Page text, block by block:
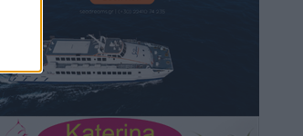
Στάθης Αντωνάς: Ένα βήμα πριν από
με MTGP και BXGP για Ευρώπη και
Αυστραλία
Αθλητικά• πριν 2 ώρες